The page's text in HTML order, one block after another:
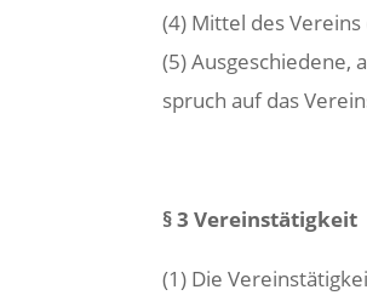
(4) Mittel des
(5) Ausgeschiedene,
spruch auf das
§ 3 Vereinstätigkeit
(1) Die